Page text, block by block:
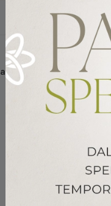
Melamina Forte Dei Marmi